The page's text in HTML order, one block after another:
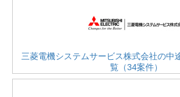
三菱電機システムサービス株式会社の中
覧（34案件）